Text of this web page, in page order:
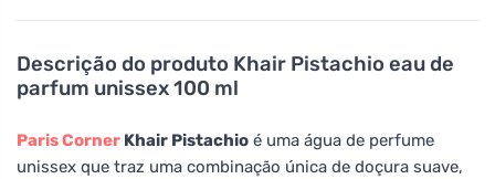
Descrição do produto Khair Pistachio eau de
parfum unissex 100 ml
Paris Corner Khair Pistachio é uma água de perfume
unissex que traz uma combinação única de doçura suave,